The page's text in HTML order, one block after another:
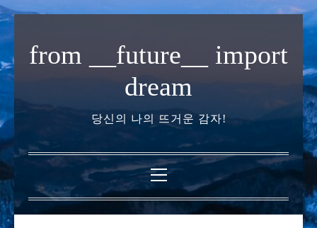
내
용
으
로
기
from __future__ import
dream
당신의 나의 뜨거운 감자!
기
본
메
뉴